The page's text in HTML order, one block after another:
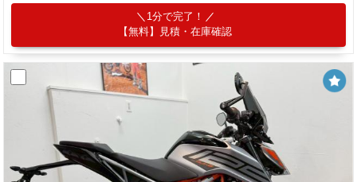
1分で完了！
【無料】見積・在庫確認